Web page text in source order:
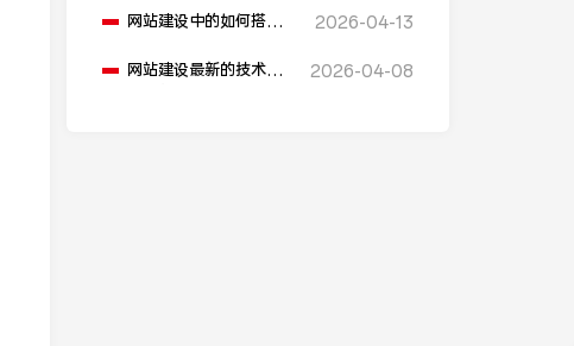
网站建设中的如何搭建
2026-04-13
网站建设最新的技术动
2026-04-08